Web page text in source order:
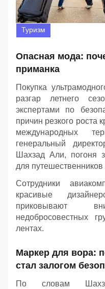
Туризм
Опасная мода:
приманка
Покупка
разгар летнего
экспертами по
причин резкого роста
международных
генеральный
Шахзад Али, погоня
для путешественников
Сотрудники
красивые
приковывают
недобросовестных
лентах.
Маркер для вора:
стал залогом
По словам